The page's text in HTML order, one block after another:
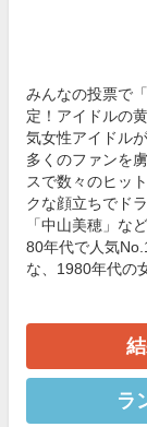
みんなの投票で
定！アイドルの
気女性アイドル
多くのファンを
スで数々のヒッ
クな顔立ちでド
「中山美穂」な
80年代で人気
な、1980年代の
ラ